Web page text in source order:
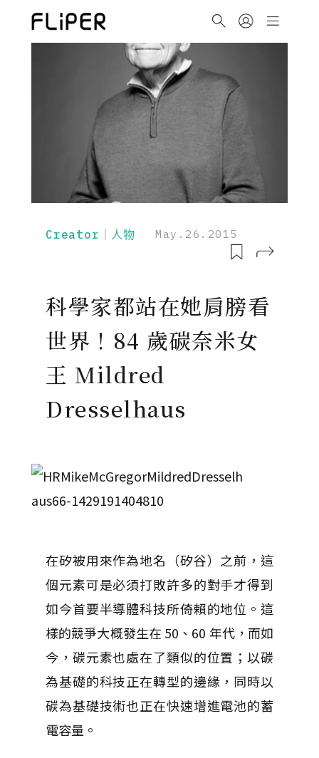
Creator｜人物 May.26.2015
科學家都站在她肩膀看
世界！84 歲碳奈米女
王 Mildred
Dresselhaus
在矽被用來作為地名（矽谷）之前，這
個元素可是必須打敗許多的對手才得到
如今首要半導體科技所倚賴的地位。這
樣的競爭大概發生在 50、60 年代，而如
今，碳元素也處在了類似的位置；以碳
為基礎的科技正在轉型的邊緣，同時以
碳為基礎技術也正在快速增進電池的蓄
電容量。